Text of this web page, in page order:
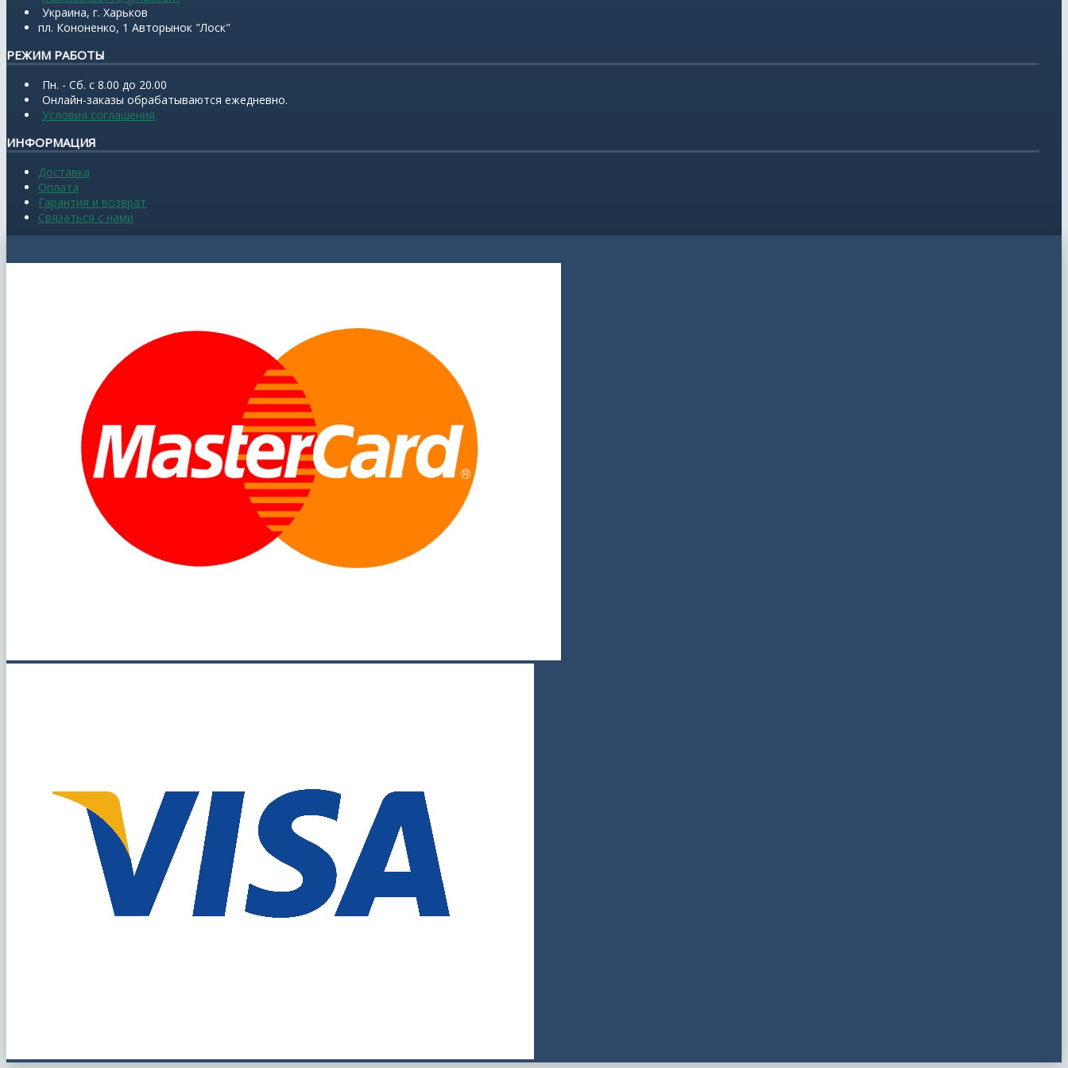
Украина, г. Харьков
пл. Кононенко, 1 Авторынок "Лоск"
РЕЖИМ РАБОТЫ
Пн. - Сб. с 8.00 до 20.00
Онлайн-заказы обрабатываются ежедневно.
Условия соглашения
ИНФОРМАЦИЯ
Доставка
Оплата
Гарантия и возврат
Связаться с нами